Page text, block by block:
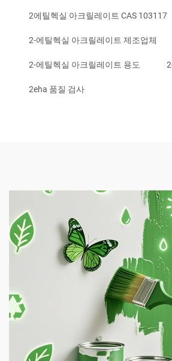
2에틸헥실 아크릴레이트 CAS 103117
2-에틸헥실 아크릴레이트 제조업체
2-에틸헥실 아크릴레이트 용도
2eha 품질 검사